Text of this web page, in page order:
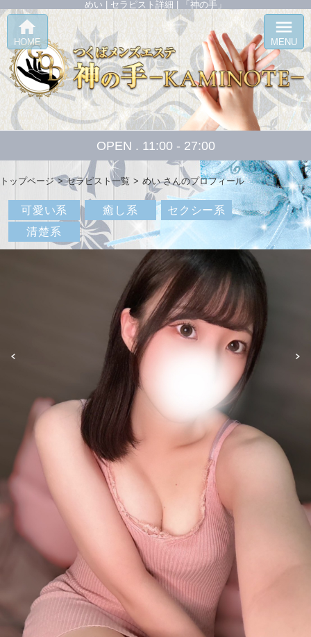
めい | セラピスト詳細 | 「神の手」
OPEN . 11:00 - 27:00
home
HOME
menu
MENU
トップページ セラピスト一覧 めい さんのプロフィール
可愛い系 癒し系
セクシー系
清楚系